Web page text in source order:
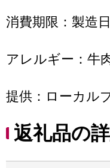
消費期限：製造
アレルギー：牛
提供：ローカル
返礼品の